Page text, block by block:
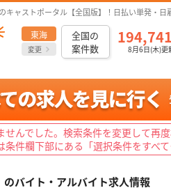
キャストポータル【全国版】！日払い単発・日
東海
変更
全国の
案件数
194,741
8月6日(木)更
んでした。検索条件を変更して再度
件欄下部にある「選択条件をすべ
のバイト・アルバイト求人情報